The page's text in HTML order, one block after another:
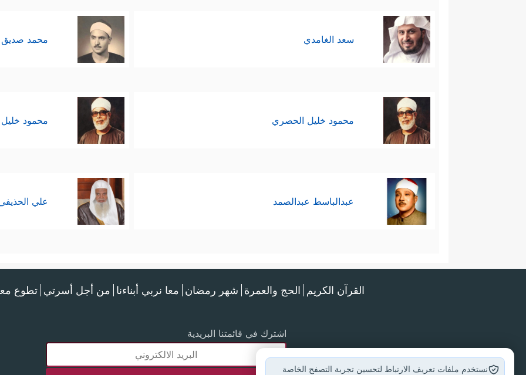
سعد الغامدي محمد صديق
محمود خليل الحصري محمود
عبدالباسط عبدالصمد علي
القرآن الكريم الحج والعمرة شهر رمضان معا نربي أبناءنا من أجل أسرتي تطوع
اشترك في قائمتنا البريدية
نستخدم ملفات تعريف الارتباط لتحسين تجربة التصفح الخاصة